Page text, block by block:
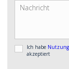
Ich habe
akzeptiert